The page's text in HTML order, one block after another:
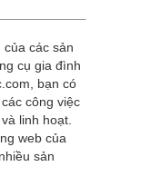
các sản
cụ gia đình
, bạn có
công việc
linh hoạt.
web của
sản